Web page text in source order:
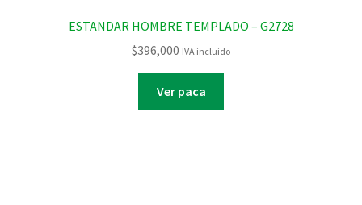
ESTANDAR HOMBRE TEMPLADO – G2728
$396,000 IVA incluido
Ver paca